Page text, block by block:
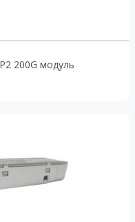
200G модуль